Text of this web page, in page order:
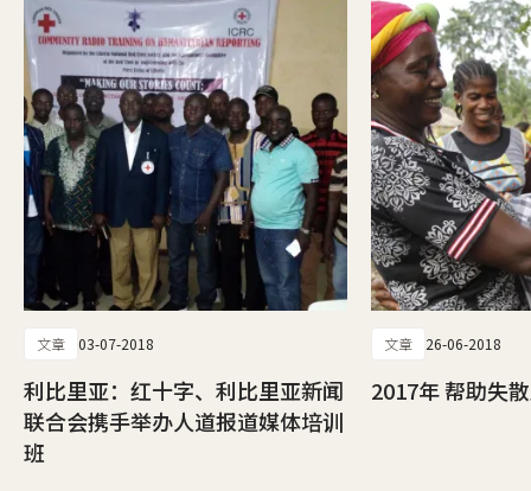
文章 03-07-2018
利比里亚：红十字、利比里亚新闻
联合会携手举办人道报道媒体培训
班
文章 26-06-2018
2017年 帮助失